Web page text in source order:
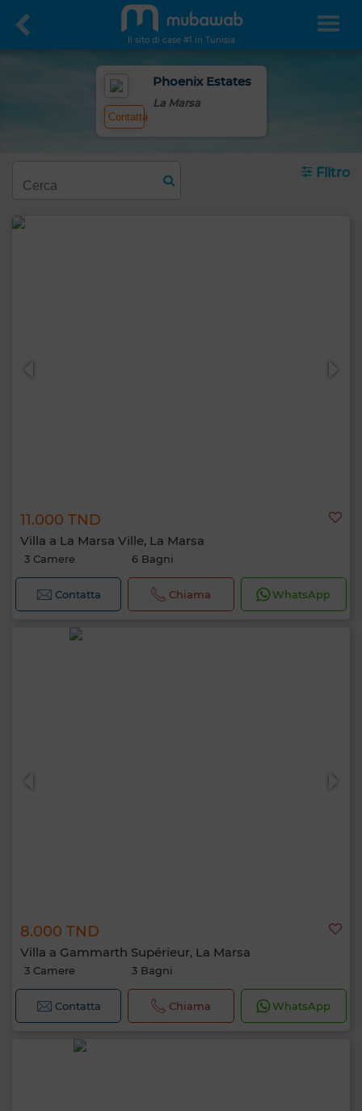
Il sito di case #1 in Tunisia
Contatta
Phoenix Estates
La Marsa
Filtro
11.000 TND
Villa a La Marsa Ville, La Marsa
3 Camere 6 Bagni
Contatta Chiama WhatsApp
8.000 TND
Villa a Gammarth Supérieur, La Marsa
3 Camere 3 Bagni
Contatta Chiama WhatsApp